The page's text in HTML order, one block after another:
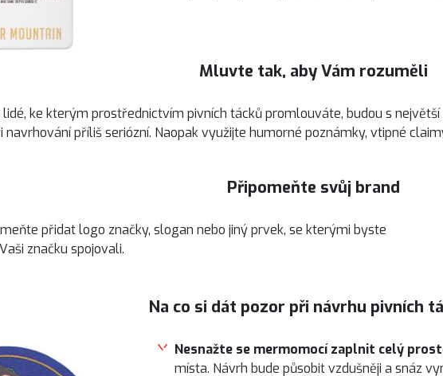
Mluvte tak, aby Vám rozuměli
ke kterým prostřednictvím pivních tácků promlouváte, budou s
navrhování příliš seriózní. Naopak využijte humorné poznámky, vtipné
Připomeňte svůj brand
přidat logo značky, slogan nebo jiný prvek, se kterými byste
značku spojovali.
Na co si dát pozor při návrhu pivních
Nesnažte se mermomocí zaplnit celý
místa. Návrh bude působit vzdušněji a snáz